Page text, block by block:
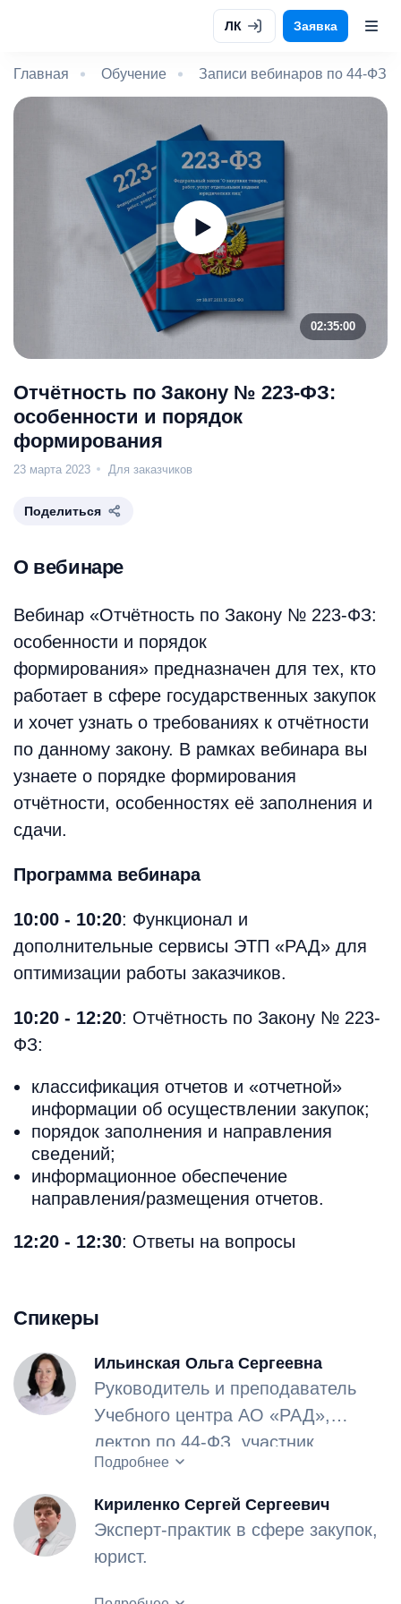
ЛК Заявка
Главная Обучение Записи вебинаров по 44-ФЗ
02:35:00
Отчётность по Закону № 223-ФЗ:
особенности и порядок
формирования
23 марта 2023 Для заказчиков
Поделиться
О вебинаре
Вебинар «Отчётность по Закону № 223-ФЗ:
особенности и порядок
формирования» предназначен для тех, кто
работает в сфере государственных закупок
и хочет узнать о требованиях к отчётности
по данному закону. В рамках вебинара вы
узнаете о порядке формирования
отчётности, особенностях её заполнения и
сдачи.
Программа вебинара
10:00 - 10:20: Функционал и
дополнительные сервисы ЭТП «РАД» для
оптимизации работы заказчиков.
10:20 - 12:20: Отчётность по Закону № 223-
ФЗ:
классификация отчетов и «отчетной»
информации об осуществлении закупок;
порядок заполнения и направления
сведений;
информационное обеспечение
направления/размещения отчетов.
12:20 - 12:30: Ответы на вопросы
Спикеры
Ильинская Ольга Сергеевна
Руководитель и преподаватель
Учебного центра АО «РАД»,
лектор по 44-ФЗ, участник
региональных и межрегиональных
конференций в сфере закупок.
Опыт работы в сфере закупок –
Подробнее
Кириленко Сергей Сергеевич
Эксперт-практик в сфере закупок,
юрист.